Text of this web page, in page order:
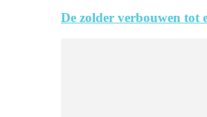
De zolder verbouwen tot